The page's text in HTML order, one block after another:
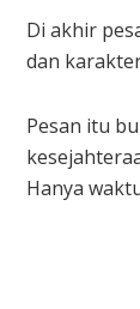
Di akhir
dan
Pesan itu
Hanya